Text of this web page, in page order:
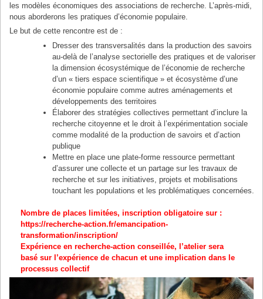
les modèles économiques des associations de recherche. L’après-midi,
nous aborderons les pratiques d’économie populaire.
Le but de cette rencontre est de :
Dresser des transversalités dans la production des savoirs
au-delà de l’analyse sectorielle des pratiques et de valoriser
la dimension écosystémique de l’économie de recherche
d’un « tiers espace scientifique » et écosystème d’une
économie populaire comme autres aménagements et
développements des territoires
Élaborer des stratégies collectives permettant d’inclure la
recherche citoyenne et le droit à l’expérimentation sociale
comme modalité de la production de savoirs et d’action
publique
Mettre en place une plate-forme ressource permettant
d’assurer une collecte et un partage sur les travaux de
recherche et sur les initiatives, projets et mobilisations
touchant les populations et les problématiques concernées.
Nombre de places limitées, inscription obligatoire sur :
https://recherche-action.fr/emancipation-
transformation/inscription/
Expérience en recherche-action conseillée, l’atelier sera
basé sur l’expérience de chacun et une implication dans le
processus collectif